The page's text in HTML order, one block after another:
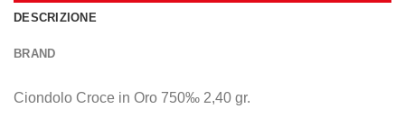
DESCRIZIONE
BRAND
Ciondolo Croce in Oro 750‰ 2,40 gr.